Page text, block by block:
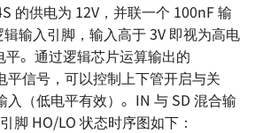
的供电为 12V，并联一个 100nF 输
输入引脚，输入高于 3V 即视为高电
平。通过逻辑芯片运算输出的
平信号，可以控制上下管开启与关
入（低电平有效）。IN 与 SD 混合输
脚 HO/LO 状态时序图如下：